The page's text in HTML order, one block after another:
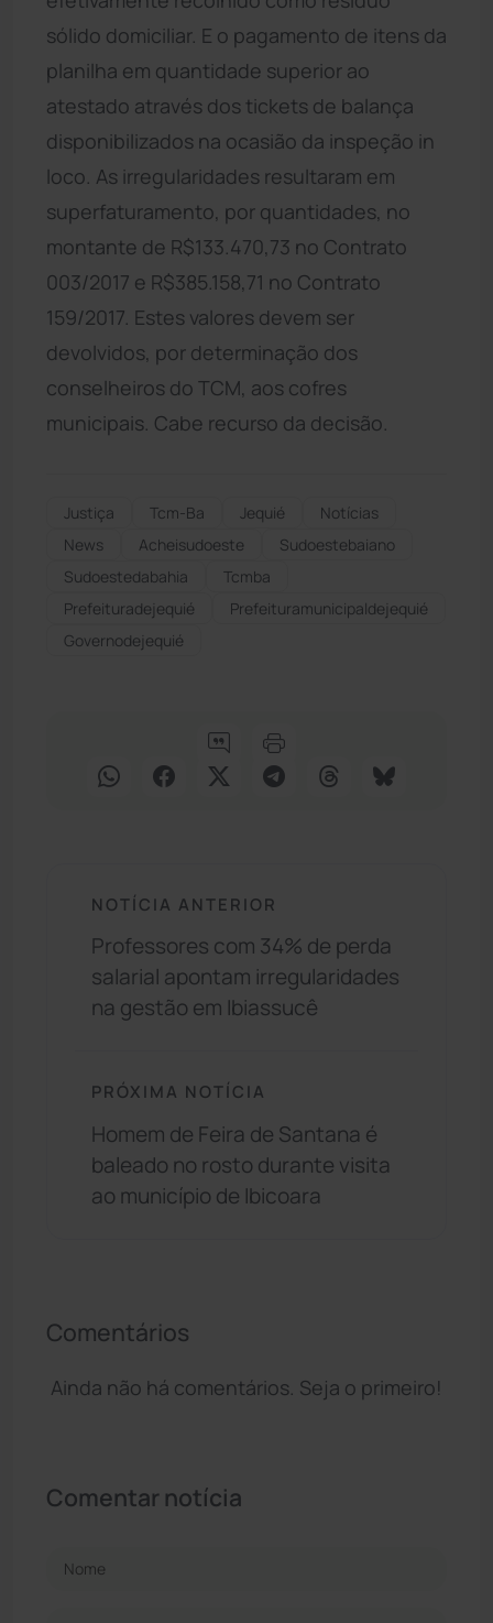
sólido domiciliar. E o pagamento de itens da
planilha em quantidade superior ao
atestado através dos tickets de balança
disponibilizados na ocasião da inspeção in
loco. As irregularidades resultaram em
superfaturamento, por quantidades, no
montante de R$133.470,73 no Contrato
003/2017 e R$385.158,71 no Contrato
159/2017. Estes valores devem ser
devolvidos, por determinação dos
conselheiros do TCM, aos cofres
municipais. Cabe recurso da decisão.
Justiça Tcm-Ba Jequié
Notícias
News
Acheisudoeste
Sudoestebaiano
Sudoestedabahia
Tcmba
Prefeituradejequié
Prefeituramunicipaldejequié
Governodejequié
NOTÍCIA ANTERIOR
Professores com 34% de perda
salarial apontam irregularidades
na gestão em Ibiassucê
PRÓXIMA NOTÍCIA
Homem de Feira de Santana é
baleado no rosto durante visita
ao município de Ibicoara
Comentários
Ainda não há comentários. Seja o primeiro!
Comentar notícia